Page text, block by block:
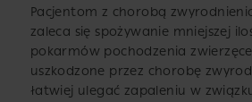
Pacjentom z chorobą
zaleca się spożywanie mniejszej
pokarmów pochodzenia
uszkodzone przez chorobę
łatwiej ulegać zapaleniu w